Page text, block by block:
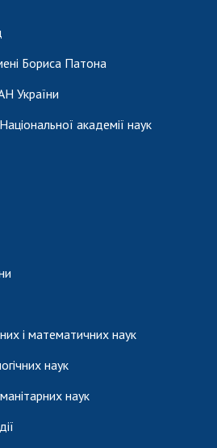
Бориса Патона
України
академії наук
і математичних наук
наук
наук